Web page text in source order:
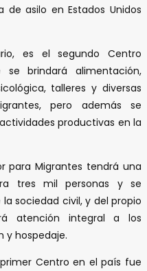
de asilo en Estados Unidos
es el segundo Centro
brindará alimentación,
talleres y diversas
pero además se
productivas en la
para Migrantes tendrá una
tres mil personas y se
sociedad civil, y del propio
atención integral a los
y hospedaje.
Centro en el país fue